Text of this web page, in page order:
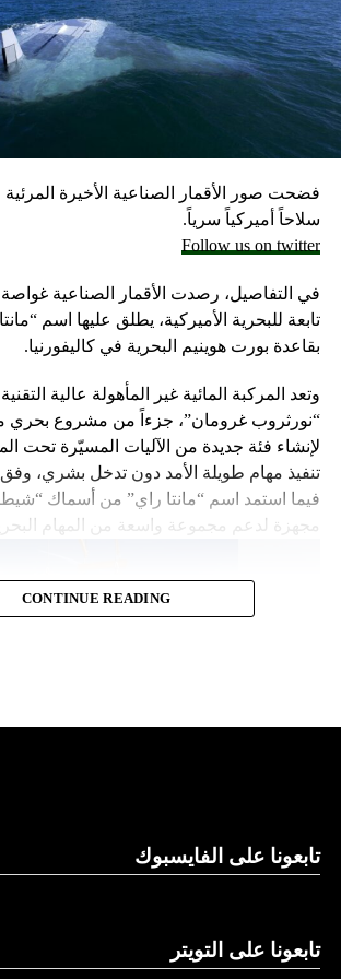
انضمّوا إلى هذه الصفحة التابعة لأليتيا
المسيحيين في الشرق والعالم:
ALETEIA
العودة إلى الصفحة الرئيسية
RELATED TOPICS:
UP
نفسيّة ملحدة يطلب منها التأكّد من
مديغورييه…ما حصل معها مذهل
البابا فرنسيس: عمل الخير ليس Business
علماً أن الجيش الإسرائيلي يحتفظ بمخزون
احتياطيا في حال نشوب حرب محتملة مع
مسؤولون إسرائيليون حاليون وسابقون.
وكانت وزارة الخارجية أرجأت في مايو، فقط
2000 رطل و500 رطل إلى إسرائيل
ضحايا من المدنيين في مدينة رفح.
إلا أن نتنياهو خرج الأسبوع المضي بتصريحات
حول مماطلة أميركا في تسليم تل أبيب أسلحة
ما أثار حفيظة البيت الأبيض الذي وصف تلك
للآمال.
فضحت صور الأقمار الصناعية الأخيرة
سلاحاً أميركياً سرياً.
Follow us on twitter
في التفاصيل، رصدت الأقمار الصناعية
تابعة للبحرية الأميركية، يطلق عليها اسم
بقاعدة بورت هوينيم البحرية في كاليفورنيا.
وتعد المركبة المائية غير المأهولة عالية
“نورثروب غرومان”، جزءاً من مشروع بحري
لإنشاء فئة جديدة من الآليات المسيّرة تحت
تنفيذ مهام طويلة الأمد دون تدخل بشري،
فيما استمد اسم “مانتا راي” من أسماك
مجهزة لدعم مجموعة واسعة من المهام
وتقول “نورثروب غرومان”، وهي تكتل
الطاقة التي تسمح لها بالرسو في قاع البحر
انخفاض الطاقة.
CONTINUE READING
تابعونا على الفايسبوك
تابعونا على التويتر